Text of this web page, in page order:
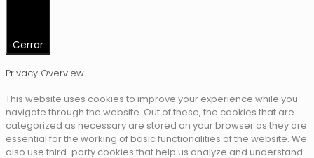
Cerrar
Privacy Overview
This website uses cookies to improve your experience while you
navigate through the website. Out of these, the cookies that are
categorized as necessary are stored on your browser as they are
essential for the working of basic functionalities of the website. We
also use third-party cookies that help us analyze and understand